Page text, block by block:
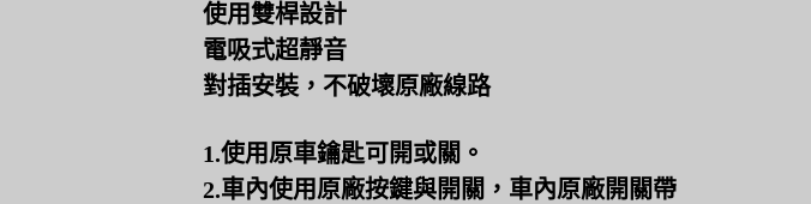
使用雙桿設計
電吸式超靜音
對插安裝，不破壞原廠線路
1.使用原車鑰匙可開或關。
2.車內使用原廠按鍵與開關，車內原廠開關帶